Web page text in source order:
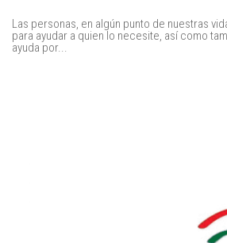
Las personas, en algún punto de nuestras
para ayudar a quien lo necesite, así como
ayuda por...